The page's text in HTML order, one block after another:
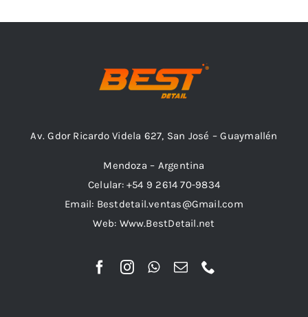
Av. Gdor Ricardo Videla 627, San José – Guaymallén
Mendoza – Argentina
Celular: +54 9 2614 70-9834
Email: Bestdetail.ventas@Gmail.com
Web: Www.BestDetail.net